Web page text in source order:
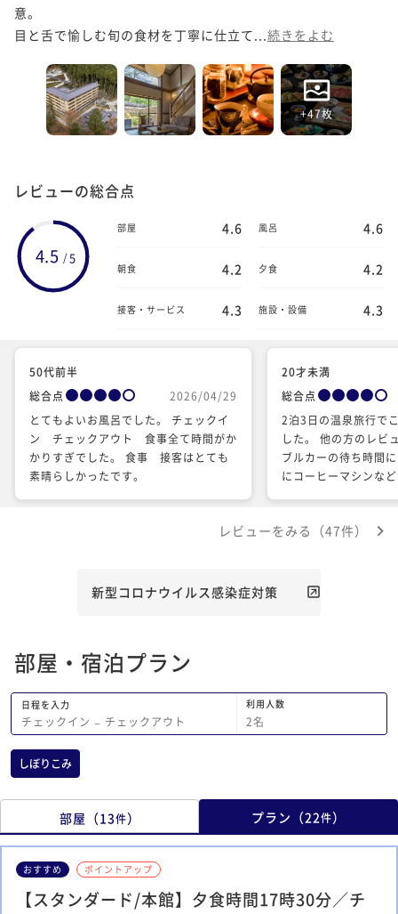
意。
目と舌で愉しむ旬の食材を丁寧に仕立て... 続きをよむ
+47枚
レビューの総合点
4.5 / 5
部屋 4.6 風呂 4.6
朝食 4.2 夕食 4.2
接客・サービス 4.3 施設・設備 4.3
50代前半
総合点
2026/04/29
とてもよいお風呂でした。 チェックイ
ン チェックアウト 食事全て時間がか
かりすぎでした。 食事 接客はとても
素晴らしかったです。
20才未満
総合点
2泊3日の温泉旅行で
した。 他の方のレビ
ブルカーの待ち時間
にコーヒーマシンな
共立リゾートあるあ
るのはいささかおか
豪華な朝食を出すか
すが、昨日と何も構
思います。そして同
す。2日目の夜は、か
(本人が話していた)
レビューをみる（47件）
新型コロナウイルス感染症対策
部屋・宿泊プラン
日程を入力
チェックイン − チェックアウト
利用人数
2名
しぼりこみ
部屋 （13件） プラン （22件）
おすすめ ポイントアップ
【スタンダード/本館】夕食時間17時30分／チ